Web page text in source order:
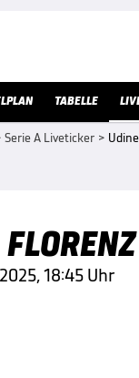
TABELLE
Serie A Liveticker >
18:45 Uhr